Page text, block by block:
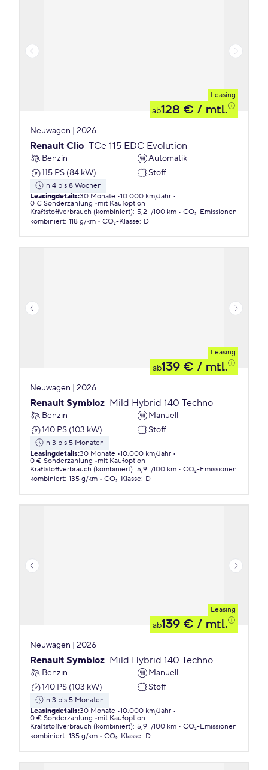
Leasing
ab128 € / mtl.
Neuwagen | 2026
Renault Clio TCe 115 EDC Evolution
Benzin
Automatik
115 PS (84 kW)
Stoff
in 4 bis 8 Wochen
Leasingdetails:30 Monate 10.000 km/Jahr
0 € Sonderzahlung
mit Kaufoption
Kraftstoffverbrauch (kombiniert): 5,2 l/100 km
CO₂-Emissionen
kombiniert: 118 g/km CO₂-Klasse: D
Leasing
ab139 € / mtl.
Neuwagen | 2026
Renault Symbioz Mild Hybrid 140 Techno
Benzin
Manuell
140 PS (103 kW)
Stoff
in 3 bis 5 Monaten
Leasingdetails:30 Monate 10.000 km/Jahr
0 € Sonderzahlung
mit Kaufoption
Kraftstoffverbrauch (kombiniert): 5,9 l/100 km
CO₂-Emissionen
kombiniert: 135 g/km CO₂-Klasse: D
Leasing
ab139 € / mtl.
Neuwagen | 2026
Renault Symbioz Mild Hybrid 140 Techno
Benzin
Manuell
140 PS (103 kW)
Stoff
in 3 bis 5 Monaten
Leasingdetails:30 Monate 10.000 km/Jahr
0 € Sonderzahlung
mit Kaufoption
Kraftstoffverbrauch (kombiniert): 5,9 l/100 km
CO₂-Emissionen
kombiniert: 135 g/km CO₂-Klasse: D